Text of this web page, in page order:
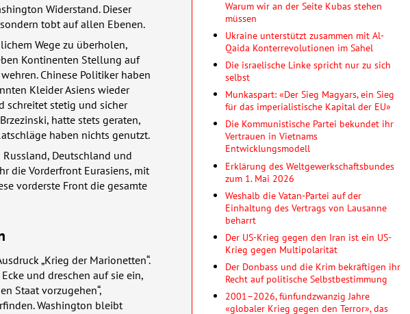
Widerstand. Dieser
tobt auf allen Ebenen.
Wege zu überholen,
Kontinenten Stellung auf
Chinese Politiker haben
Kleider Asiens wieder
schreitet stetig und sicher
hatte stets geraten,
haben nichts genutzt.
Deutschland und
die Vorderfront Eurasiens, mit
vorderste Front die gesamte
„Krieg der Marionetten“.
und dreschen auf sie ein,
Staat vorzugehen“,
Washington bleibt
Warum wir an der Seite Kubas stehen
müssen
Ukraine unterstützt zusammen mit Al-
Qaida Konterrevolutionen im Sahel
Die israelische Linke spricht nur zu sich
selbst
Munkaspart: «Der Sieg Magyars, ein Sieg
für das imperialistische Kapital der EU»
Die Kommunistische Partei bekundet ihr
Vertrauen in Vietnams
Entwicklungsmodell
Erklärung des Weltgewerkschaftsbundes
zum 1. Mai 2026
Weshalb die Vatan-Partei auf der
Einhaltung des Vertrags von Lausanne
beharrt
Der US-Krieg gegen den Iran ist ein US-
Krieg gegen Multipolarität
Der Donbass und die Krim bekräftigen ihr
Recht auf politische Selbstbestimmung
2001–2026, fünfundzwanzig Jahre
«globaler Krieg gegen den Terror», das